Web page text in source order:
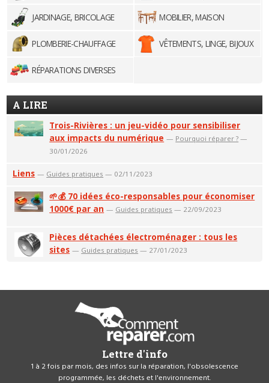
JARDINAGE, BRICOLAGE
MOBILIER, MAISON
PLOMBERIE-CHAUFFAGE VÊTEMENTS, LINGE, BIJOUX
RÉPARATIONS DIVERSES
A LIRE
Trois-Rivières : un jeu-vidéo pour sensibiliser
aux impacts du numérique — Pourquoi réparer ? —
30/01/2026
Liens — Guides pratiques — 02/11/2023
🌱💰 70 idées éco-responsables pour économiser
1000€ par an — Guides pratiques — 22/09/2023
Pièces détachées électroménager : tous les
sites — Guides pratiques — 27/01/2023
Lettre d'info
1 à 2 fois par mois, des infos sur la réparation, l'obsolescence
programmée, les déchets et l'environnement.